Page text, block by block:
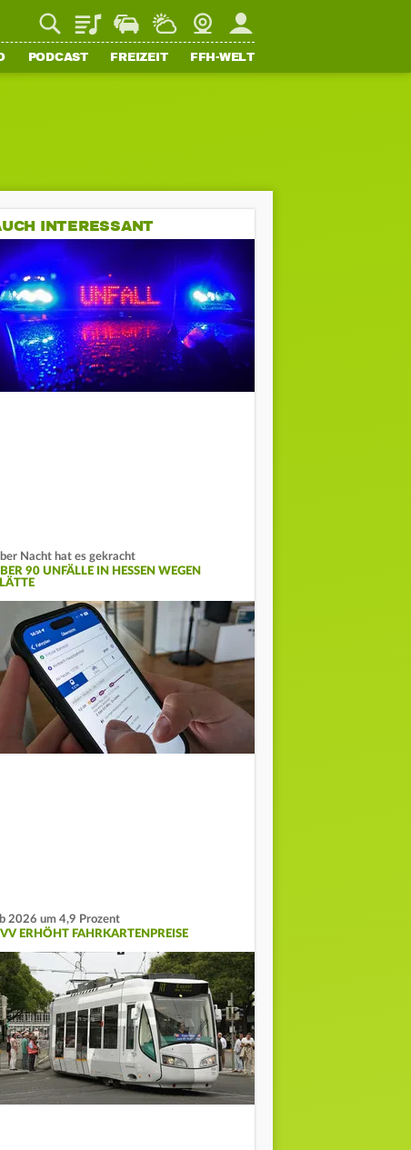
PlaylistStaupilotWetterWebcamMein FFH
PODCAST FREIZEIT FFH-WELT
INTERESSANT
Nacht hat es gekracht
90 UNFÄLLE IN HESSEN WEGEN
2026 um 4,9 Prozent
ERHÖHT FAHRKARTENPREISE